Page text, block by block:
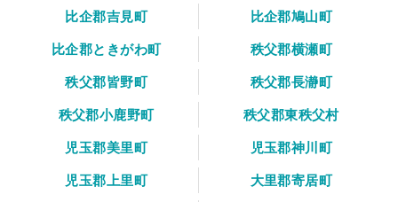
比企郡吉見町
比企郡鳩山町
比企郡ときがわ町
秩父郡横瀬町
秩父郡皆野町
秩父郡長瀞町
秩父郡小鹿野町
秩父郡東秩父村
児玉郡美里町
児玉郡神川町
児玉郡上里町
大里郡寄居町